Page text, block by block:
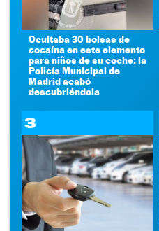
Ocultaba 30 bolsas de
cocaína en este elemento
para niños de su coche: la
Policía Municipal de
Madrid acabó
descubriéndola
3